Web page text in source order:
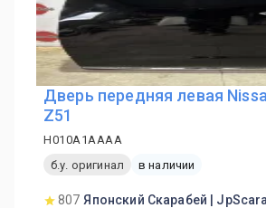
Дверь передняя левая
Z51
H010A1AAAA
б.у. оригинал
в наличии
807 Японский Скарабей |